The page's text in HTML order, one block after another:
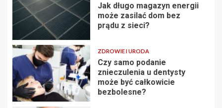
Jak długo magazyn energii
może zasilać dom bez
prądu z sieci?
ZDROWIE I URODA
Czy samo podanie
znieczulenia u dentysty
może być całkowicie
bezbolesne?